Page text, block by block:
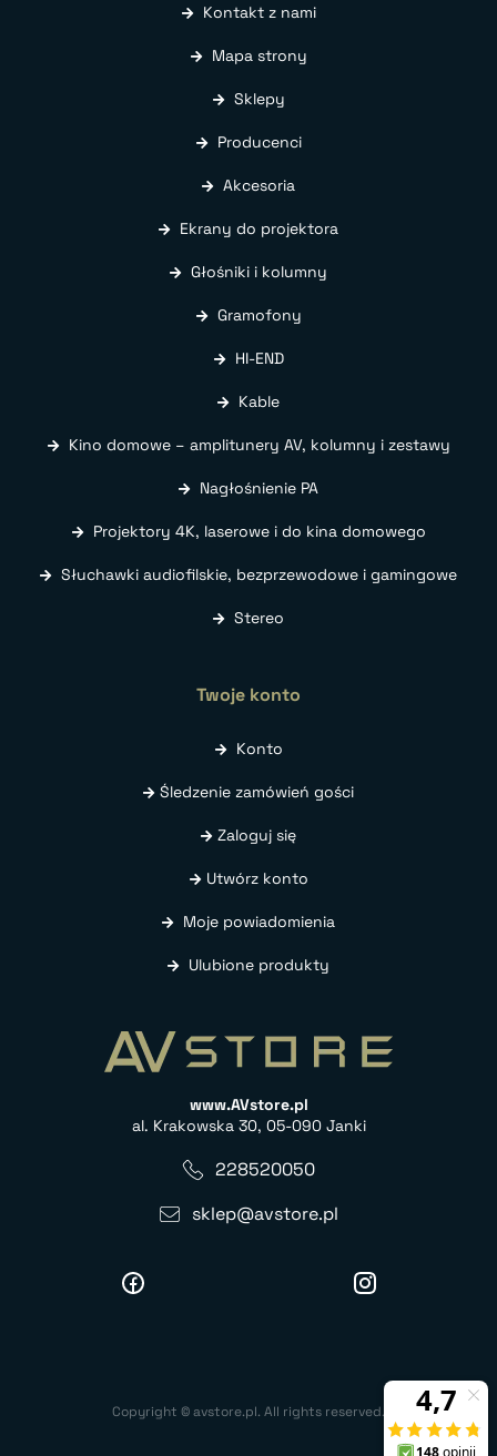
Kontakt z nami
Mapa strony
Sklepy
Producenci
Akcesoria
Ekrany do projektora
Głośniki i kolumny
Gramofony
HI-END
Kable
Kino domowe – amplitunery AV, kolumny i zestawy
Nagłośnienie PA
Projektory 4K, laserowe i do kina domowego
Słuchawki audiofilskie, bezprzewodowe i gamingowe
Stereo
Twoje konto
Konto
Śledzenie zamówień gości
Zaloguj się
Utwórz konto
Moje powiadomienia
Ulubione produkty
www.AVstore.pl
al. Krakowska 30, 05-090 Janki
228520050
sklep@avstore.pl
Copyright © avstore.pl. All rights reserved.